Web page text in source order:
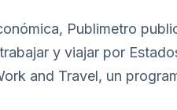
Publimetro
y viajar por
and Travel, un